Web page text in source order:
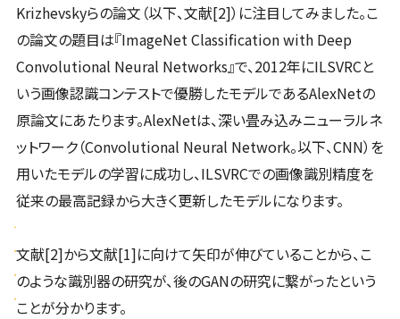
Krizhevskyらの論文（以下、文献[2]）に注目してみました。こ
の論文の題目は『ImageNet Classification with Deep
Convolutional Neural Networks』で、2012年にILSVRCと
いう画像認識コンテストで優勝したモデルであるAlexNetの
原論文にあたります。AlexNetは、深い畳み込みニューラルネ
ットワーク（Convolutional Neural Network。以下、CNN）を
用いたモデルの学習に成功し、ILSVRCでの画像識別精度を
従来の最高記録から大きく更新したモデルになります。
文献[2]から文献[1]に向けて矢印が伸びていることから、こ
のような識別器の研究が、後のGANの研究に繋がったという
ことが分かります。